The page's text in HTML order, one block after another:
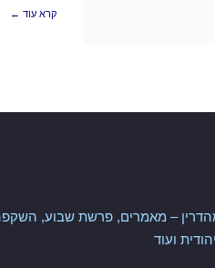
קרא עוד ←
– מאמרים, פרשת שבוע,
ועוד